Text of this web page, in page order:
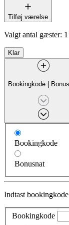
Tilføj værelse
Valgt antal gæster:
Klar
Bookingkode |
Bookingkode
Bonusnat
Indtast
Bookingkode